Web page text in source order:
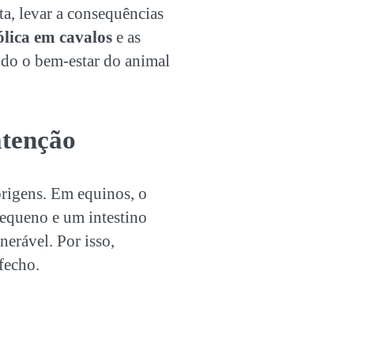
levar a consequências
em cavalos e as
o bem-estar do animal
Em equinos, o
e um intestino
Por isso,